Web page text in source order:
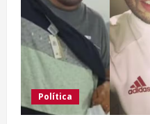
Política